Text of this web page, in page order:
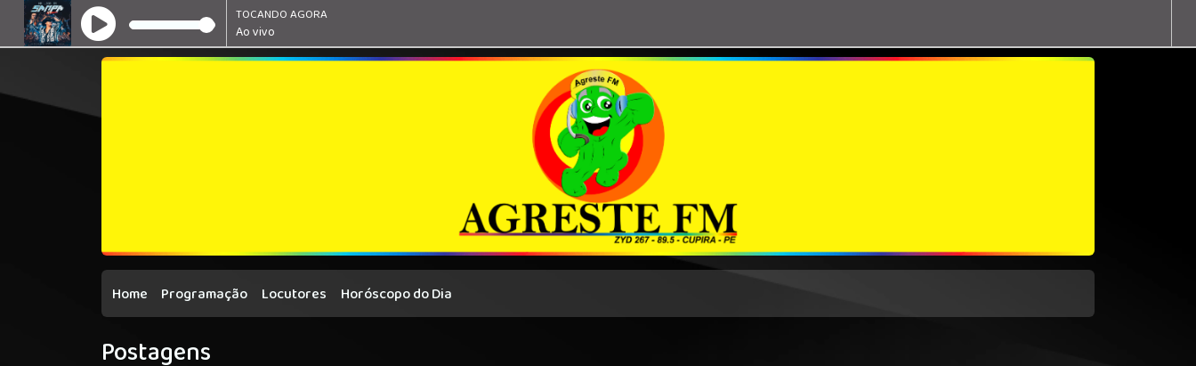
TOCANDO AGORA
Ao vivo
Home Programação Locutores Horóscopo do Dia
Postagens